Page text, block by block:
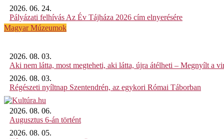
2026. 06. 24.
Pályázati felhívás Az Év Tájháza 2026 cím elnyerésére
Magyar Múzeumok
2026. 08. 03.
Aki nem látta, most megteheti, aki látta, újra átélheti – Megnyílt a
2026. 08. 03.
Régészeti nyíltnap Szentendrén, az egykori Római Táborban
2026. 08. 06.
Augusztus 6-án történt
2026. 08. 05.